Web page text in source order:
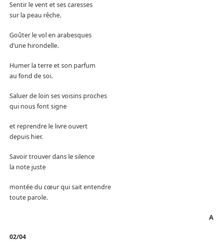
Sentir le vent et ses caresses
sur la peau rêche.
Goûter le vol en arabesques
d’une hirondelle.
Humer la terre et son parfum
au fond de soi.
Saluer de loin ses voisins proches
qui nous font signe
et reprendre le livre ouvert
depuis hier.
Savoir trouver dans le silence
la note juste
montée du cœur qui sait entendre
toute parole.
A
02/04